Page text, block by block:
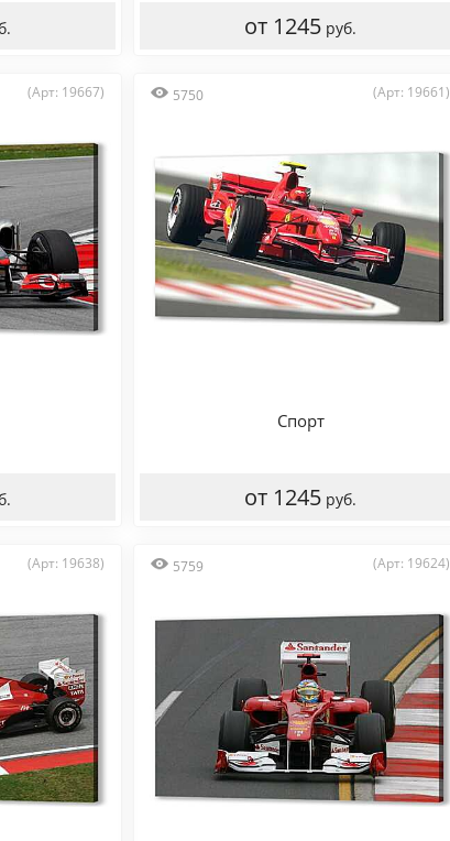
от 1245 руб.
(Арт: 19667) 5750 (Арт: 19661)
Спорт
от 1245 руб.
(Арт: 19638) 5759 (Арт: 19624)